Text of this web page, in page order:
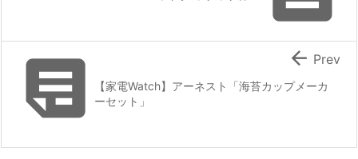
 【家電Watch】アーネスト「海苔カップメーカ
ーセット」
 Prev